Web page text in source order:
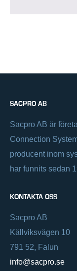
SACPRO AB
Sacpro AB är
Connection
producent inom
har funnits sedan
KONTAKTA OSS
Sacpro AB
Källviksvägen 10
791 52, Falun
info@sacpro.se